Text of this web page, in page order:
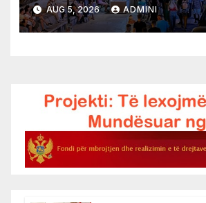
AUG 5, 2026 ADMINI